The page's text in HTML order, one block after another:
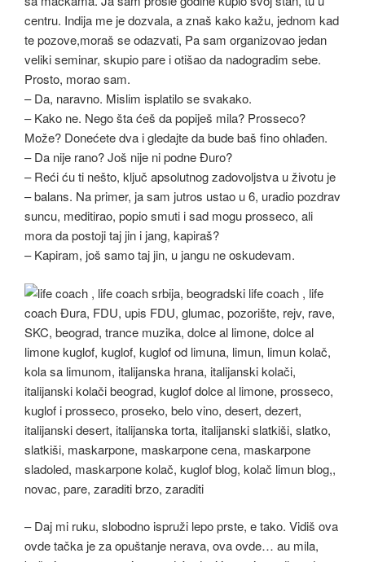
centru. Indija me je dozvala, a znaš kako kažu, jednom kad
te pozove,moraš se odazvati, Pa sam organizovao jedan
veliki seminar, skupio pare i otišao da nadogradim sebe.
Prosto, morao sam.
– Da, naravno. Mislim isplatilo se svakako.
– Kako ne. Nego šta ćeš da popiješ mila? Prosseco?
Može? Donećete dva i gledajte da bude baš fino ohlađen.
– Da nije rano? Još nije ni podne Đuro?
– Reći ću ti nešto, ključ apsolutnog zadovoljstva u životu je
– balans. Na primer, ja sam jutros ustao u 6, uradio pozdrav
suncu, meditirao, popio smuti i sad mogu prosseco, ali
mora da postoji taj jin i jang, kapiraš?
– Kapiram, još samo taj jin, u jangu ne oskudevam.
– Daj mi ruku, slobodno ispruži lepo prste, e tako. Vidiš ova
ovde tačka je za opuštanje nerava, ova ovde… au mila,